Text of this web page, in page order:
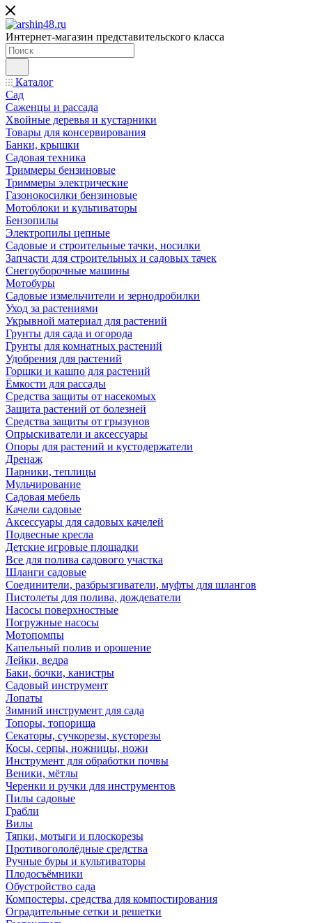
Интернет-магазин представительского класса
Каталог
Сад
Саженцы и рассада
Хвойные деревья и кустарники
Товары для консервирования
Банки, крышки
Садовая техника
Триммеры бензиновые
Триммеры электрические
Газонокосилки бензиновые
Мотоблоки и культиваторы
Бензопилы
Электропилы цепные
Садовые и строительные тачки, носилки
Запчасти для строительных и садовых тачек
Снегоуборочные машины
Мотобуры
Садовые измельчители и зернодробилки
Уход за растениями
Укрывной материал для растений
Грунты для сада и огорода
Грунты для комнатных растений
Удобрения для растений
Горшки и кашпо для растений
Ёмкости для рассады
Средства защиты от насекомых
Защита растений от болезней
Средства защиты от грызунов
Опрыскиватели и аксессуары
Опоры для растений и кустодержатели
Дренаж
Парники, теплицы
Мульчирование
Садовая мебель
Качели садовые
Аксессуары для садовых качелей
Подвесные кресла
Детские игровые площадки
Все для полива садового участка
Шланги садовые
Соединители, разбрызгиватели, муфты для шлангов
Пистолеты для полива, дождеватели
Насосы поверхностные
Погружные насосы
Мотопомпы
Капельный полив и орошение
Лейки, ведра
Баки, бочки, канистры
Садовый инструмент
Лопаты
Зимний инструмент для сада
Топоры, топорища
Секаторы, сучкорезы, кусторезы
Косы, серпы, ножницы, ножи
Инструмент для обработки почвы
Веники, мётлы
Черенки и ручки для инструментов
Пилы садовые
Грабли
Вилы
Тяпки, мотыги и плоскорезы
Противогололёдные средства
Ручные буры и культиваторы
Плодосъёмники
Обустройство сада
Компостеры, средства для компостирования
Оградительные сетки и решетки